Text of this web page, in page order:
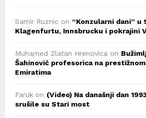
Samir Ruznic on “Konzularni dani” u
Klagenfurtu, Innsbrucku i pokrajini
Muhamed Zlatan Hrenovica on
Šahinović profesorica na
Emiratima
Faruk on (Video) Na današnji dan
srušile su Stari most